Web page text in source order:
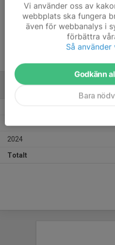
Position
Back
16 år
2024
Totalt
Vi använder oss av
webbplats ska fungera
även för webbanalys i
förbättra
Så
Godkänn
Bara